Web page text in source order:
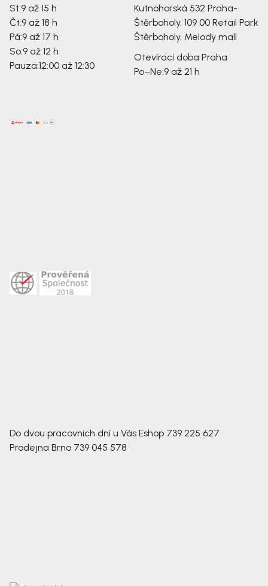
St:9 až 15 h
Čt:9 až 18 h
Pá:9 až 17 h
So:9 až 12 h
Pauza:12:00 až 12:30
Kutnohorská 532 Praha-
Štěrboholy, 109 00 Retail Park
Štěrboholy, Melody mall
Otevírací doba Praha
Po–Ne:9 až 21 h
Do dvou pracovních dní u Vás Eshop 739 225 627
Prodejna Brno 739 045 578